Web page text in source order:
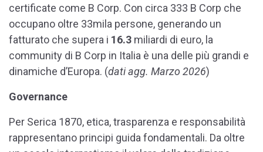
certificate come B Corp. Con circa 333 B Corp che
occupano oltre 33mila persone, generando un
fatturato che supera i 16.3 miliardi di euro, la
community di B Corp in Italia è una delle più grandi e
dinamiche d’Europa. (dati agg. Marzo 2026)
Governance
Per Serica 1870, etica, trasparenza e responsabilità
rappresentano principi guida fondamentali. Da oltre